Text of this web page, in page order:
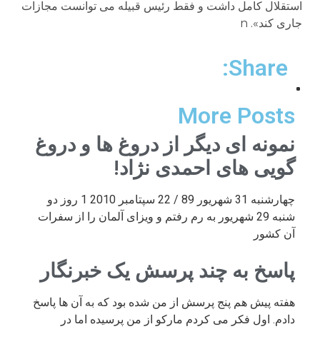
Share:
More Posts
نمونه ای دیگر از دروغ ها و دروغ
گویی های احمدی نژاد!
چهارشنبه 31 شهریور 89 / 22 سپتامبر 2010 1 روز دو
شنبه 29 شهریور به رم رفتم و ویزای آلمان را از سفرات
آن کشور
پاسخ به چند پرسش یک خبرنگار
هفته پیش هم پنج پرسش از من شده بود که به آن ها پاسخ
دادم. اول فکر می کردم مارکو از من پرسیده اما در